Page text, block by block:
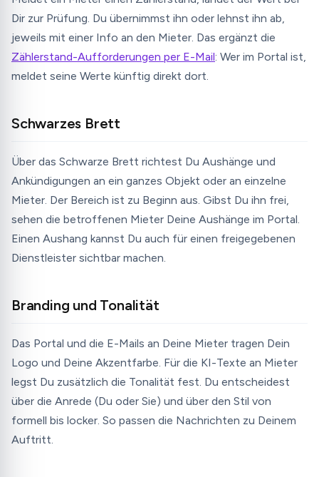
Dir zur Prüfung. Du übernimmst ihn oder lehnst ihn ab,
jeweils mit einer Info an den Mieter. Das ergänzt die
Zählerstand-Aufforderungen per E-Mail: Wer im Portal ist,
meldet seine Werte künftig direkt dort.
Schwarzes Brett
Über das Schwarze Brett richtest Du Aushänge und
Ankündigungen an ein ganzes Objekt oder an einzelne
Mieter. Der Bereich ist zu Beginn aus. Gibst Du ihn frei,
sehen die betroffenen Mieter Deine Aushänge im Portal.
Einen Aushang kannst Du auch für einen freigegebenen
Dienstleister sichtbar machen.
Branding und Tonalität
Das Portal und die E-Mails an Deine Mieter tragen Dein
Logo und Deine Akzentfarbe. Für die KI-Texte an Mieter
legst Du zusätzlich die Tonalität fest. Du entscheidest
über die Anrede (Du oder Sie) und über den Stil von
formell bis locker. So passen die Nachrichten zu Deinem
Auftritt.